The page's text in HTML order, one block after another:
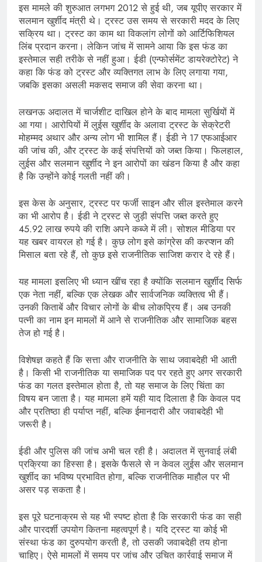
इस मामले की शुरुआत लगभग 2012 से हुई थी, जब यूपीए सरकार में
सलमान खुर्शीद मंत्री थे। ट्रस्ट उस समय से सरकारी मदद के लिए
सक्रिय था। ट्रस्ट का काम था विकलांग लोगों को आर्टिफिशियल
लिंब प्रदान करना। लेकिन जांच में सामने आया कि इस फंड का
इस्तेमाल सही तरीके से नहीं हुआ। ईडी (एन्फोर्समेंट डायरेक्टोरेट) ने
कहा कि फंड को ट्रस्ट और व्यक्तिगत लाभ के लिए लगाया गया,
जबकि इसका असली मकसद समाज की सेवा करना था।
लखनऊ अदालत में चार्जशीट दाखिल होने के बाद मामला सुर्खियों में
आ गया। आरोपियों में लुईस खुर्शीद के अलावा ट्रस्ट के सेक्रेटरी
मोहम्मद अथार और अन्य लोग भी शामिल हैं। ईडी ने 17 एफआईआर
की जांच की, और ट्रस्ट के कई संपत्तियों को जब्त किया। फिलहाल,
लुईस और सलमान खुर्शीद ने इन आरोपों का खंडन किया है और कहा
है कि उन्होंने कोई गलती नहीं की।
इस केस के अनुसार, ट्रस्ट पर फर्जी साइन और सील इस्तेमाल करने
का भी आरोप है। ईडी ने ट्रस्ट से जुड़ी संपत्ति जब्त करते हुए
45.92 लाख रुपये की राशि अपने कब्जे में ली। सोशल मीडिया पर
यह खबर वायरल हो गई है। कुछ लोग इसे कांग्रेस की करप्शन की
मिसाल बता रहे हैं, तो कुछ इसे राजनीतिक साजिश करार दे रहे हैं।
यह मामला इसलिए भी ध्यान खींच रहा है क्योंकि सलमान खुर्शीद सिर्फ
एक नेता नहीं, बल्कि एक लेखक और सार्वजनिक व्यक्तित्व भी हैं।
उनकी किताबें और विचार लोगों के बीच लोकप्रिय हैं। अब उनकी
पत्नी का नाम इन मामलों में आने से राजनीतिक और सामाजिक बहस
तेज हो गई है।
विशेषज्ञ कहते हैं कि सत्ता और राजनीति के साथ जवाबदेही भी आती
है। किसी भी राजनीतिक या समाजिक पद पर रहते हुए अगर सरकारी
फंड का गलत इस्तेमाल होता है, तो यह समाज के लिए चिंता का
विषय बन जाता है। यह मामला हमें यही याद दिलाता है कि केवल पद
और प्रतिष्ठा ही पर्याप्त नहीं, बल्कि ईमानदारी और जवाबदेही भी
जरूरी है।
ईडी और पुलिस की जांच अभी चल रही है। अदालत में सुनवाई लंबी
प्रक्रिया का हिस्सा है। इसके फैसले से न केवल लुईस और सलमान
खुर्शीद का भविष्य प्रभावित होगा, बल्कि राजनीतिक माहौल पर भी
असर पड़ सकता है।
इस पूरे घटनाक्रम से यह भी स्पष्ट होता है कि सरकारी फंड का सही
और पारदर्शी उपयोग कितना महत्वपूर्ण है। यदि ट्रस्ट या कोई भी
संस्था फंड का दुरुपयोग करती है, तो उसकी जवाबदेही तय होना
चाहिए। ऐसे मामलों में समय पर जांच और उचित कार्रवाई समाज में